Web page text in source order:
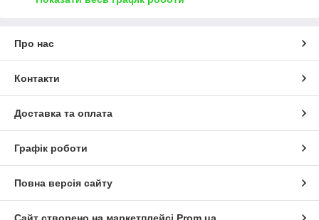
Про нас
Контакти
Доставка та оплата
Графік роботи
Повна версія сайту
Сайт створено на маркетплейсі Prom.ua